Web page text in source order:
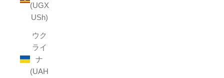
(UGX
USh)
ウク
ライ
ナ
(UAH